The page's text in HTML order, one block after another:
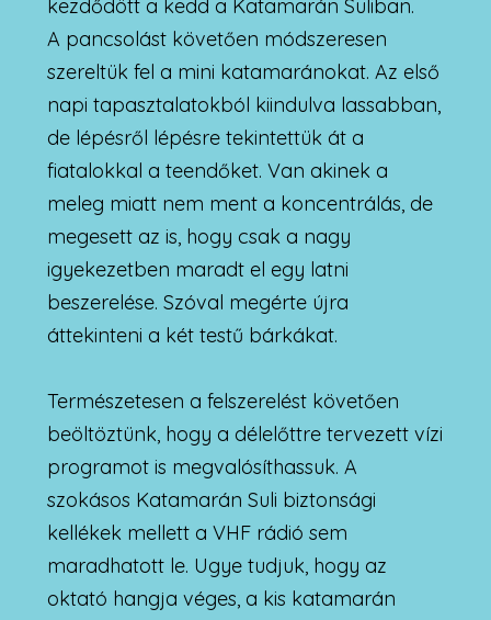
kezdődött a kedd a Katamarán Suliban.
A pancsolást követően módszeresen
szereltük fel a mini katamaránokat. Az első
napi tapasztalatokból kiindulva lassabban,
de lépésről lépésre tekintettük át a
fiatalokkal a teendőket. Van akinek a
meleg miatt nem ment a koncentrálás, de
megesett az is, hogy csak a nagy
igyekezetben maradt el egy latni
beszerelése. Szóval megérte újra
áttekinteni a két testű bárkákat.
Természetesen a felszerelést követően
beöltöztünk, hogy a délelőttre tervezett vízi
programot is megvalósíthassuk. A
szokásos Katamarán Suli biztonsági
kellékek mellett a VHF rádió sem
maradhatott le. Ugye tudjuk, hogy az
oktató hangja véges, a kis katamarán